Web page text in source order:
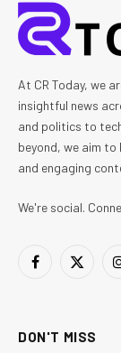
At CR Today, we
insightful news
and politics to
beyond, we aim
and engaging
We're social.
Facebook
X
DON'T MISS